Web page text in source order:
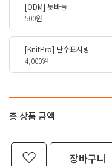
[ODM] 돗바늘
500원
[KnitPro] 단수표시링
4,000원
총 상품 금액
장바구니